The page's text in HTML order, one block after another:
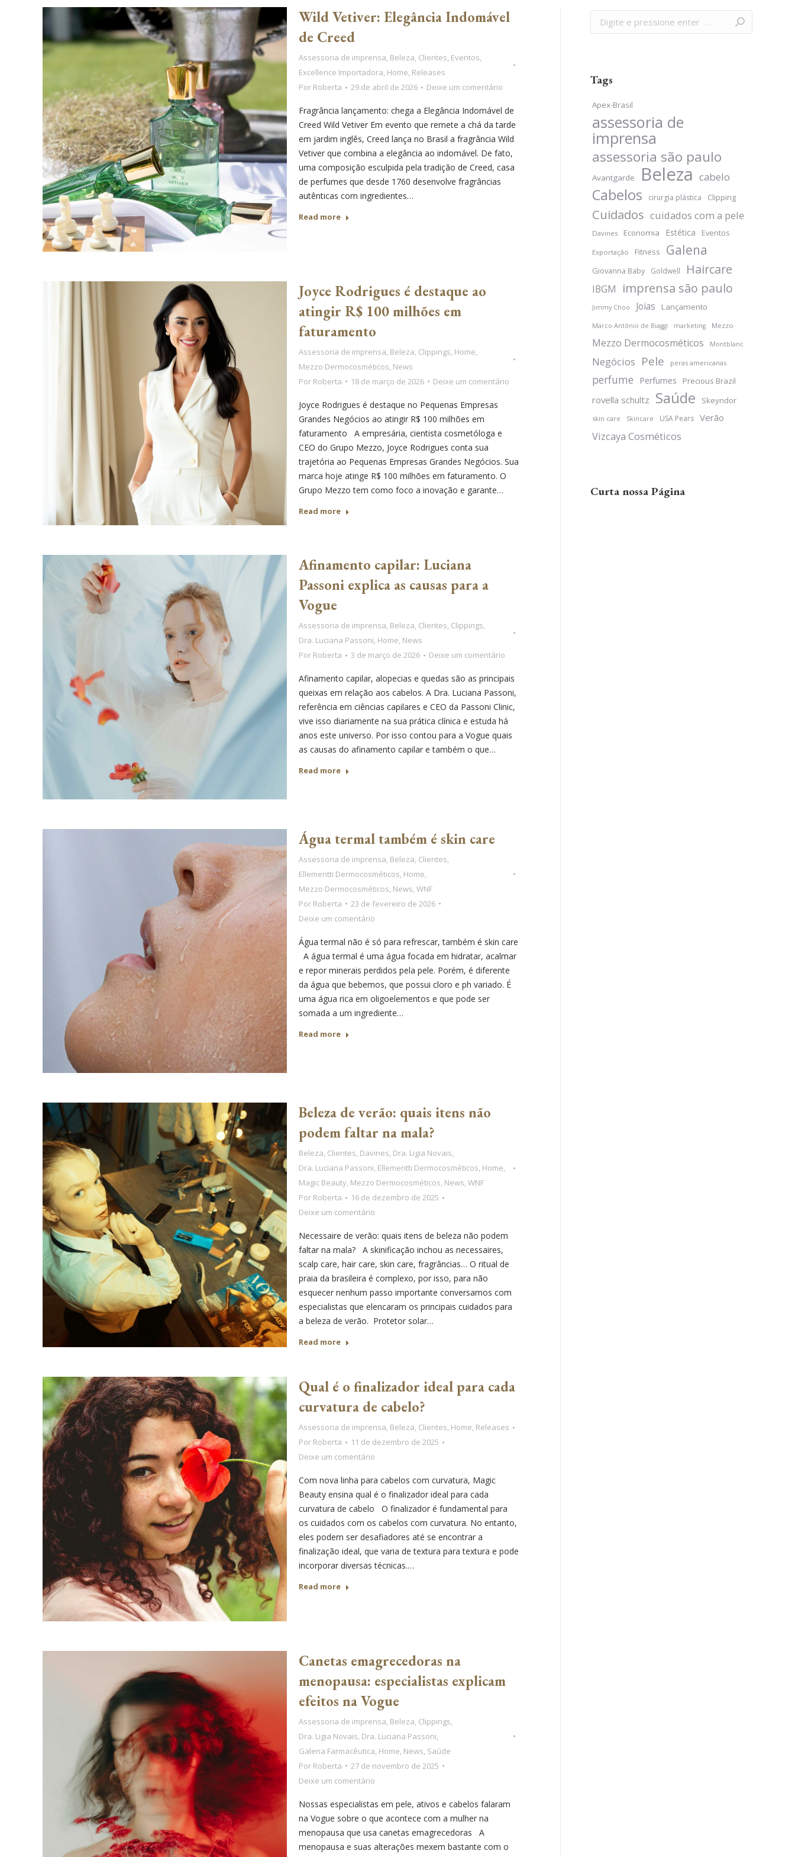
Wild Vetiver: Elegância Indomável
de Creed
Assessoria de imprensa, Beleza, Clientes, Eventos,
Excellence Importadora, Home, Releases
Por Roberta 29 de abril de 2026 Deixe um comentário
Fragrância lançamento: chega a Elegância Indomável de
Creed Wild Vetiver Em evento que remete a chá da tarde
em jardim inglês, Creed lança no Brasil a fragrância Wild
Vetiver que combina a elegância ao indomável. De fato,
uma composição esculpida pela tradição de Creed, casa
de perfumes que desde 1760 desenvolve fragrâncias
autênticas com ingredientes…
Read more
Joyce Rodrigues é destaque ao
atingir R$ 100 milhões em
faturamento
Assessoria de imprensa Beleza Clippings Home
Mezzo Dermocosméticos News
Por Roberta 18 de março de 2026 Deixe um comentário
Joyce Rodrigues é destaque no Pequenas Empresas
Grandes Negócios ao atingir R$ 100 milhões em
faturamento A empresária, cientista cosmetóloga e
CEO do Grupo Mezzo, Joyce Rodrigues conta sua
trajetória ao Pequenas Empresas Grandes Negócios. Sua
marca hoje atinge R$ 100 milhões em faturamento. O
Grupo Mezzo tem como foco a inovação e garante…
Read more
Afinamento capilar: Luciana
Passoni explica as causas para a
Vogue
Assessoria de imprensa, Beleza, Clientes, Clippings,
Dra. Luciana Passoni, Home, News
Por Roberta 3 de março de 2026 Deixe um comentário
Afinamento capilar, alopecias e quedas são as principais
queixas em relação aos cabelos. A Dra. Luciana Passoni,
referência em ciências capilares e CEO da Passoni Clinic,
vive isso diariamente na sua prática clínica e estuda há
anos este universo. Por isso contou para a Vogue quais
as causas do afinamento capilar e também o que…
Read more
Água termal também é skin care
Assessoria de imprensa Beleza Clientes
Ellementti Dermocosméticos Home
Mezzo Dermocosméticos News WNF
Por Roberta
23 de fevereiro de 2026
Deixe um comentário
Água termal não é só para refrescar, também é skin care
A água termal é uma água focada em hidratar, acalmar
e repor minerais perdidos pela pele. Porém, é diferente
da água que bebemos, que possui cloro e ph variado. É
uma água rica em oligoelementos e que pode ser
somada a um ingrediente…
Read more
Beleza de verão: quais itens não
podem faltar na mala?
Beleza, Clientes, Davines, Dra. Ligia Novais,
Dra. Luciana Passoni, Ellementti Dermocosméticos, Home,
Magic Beauty, Mezzo Dermocosméticos, News, WNF
Por Roberta
16 de dezembro de 2025
Deixe um comentário
Necessaire de verão: quais itens de beleza não podem
faltar na mala? A skinificação inchou as necessaires,
scalp care, hair care, skin care, fragrâncias… O ritual de
praia da brasileira é complexo, por isso, para não
esquecer nenhum passo importante conversamos com
especialistas que elencaram os principais cuidados para
a beleza de verão. Protetor solar…
Read more
Qual é o finalizador ideal para cada
curvatura de cabelo?
Assessoria de imprensa, Beleza, Clientes, Home, Releases
Por Roberta
11 de dezembro de 2025
Deixe um comentário
Com nova linha para cabelos com curvatura, Magic
Beauty ensina qual é o finalizador ideal para cada
curvatura de cabelo O finalizador é fundamental para
os cuidados com os cabelos com curvatura. No entanto,
eles podem ser desafiadores até se encontrar a
finalização ideal, que varia de textura para textura e pode
incorporar diversas técnicas.…
Read more
Canetas emagrecedoras na
menopausa: especialistas explicam
efeitos na Vogue
Assessoria de imprensa Beleza Clippings
Dra. Ligia Novais Dra. Luciana Passoni
Galena Farmacêutica Home News Saúde
Por Roberta
27 de novembro de 2025
Deixe um comentário
Nossas especialistas em pele, ativos e cabelos falaram
na Vogue sobre o que acontece com a mulher na
menopausa que usa canetas emagrecedoras A
menopausa e suas alterações mexem bastante com o
Search:
Tags
Apex-Brasil
assessoria de
imprensa
assessoria são paulo
Avantgarde Beleza cabelo
Cabelos cirurgia plástica Clipping
Cuidados cuidados com a pele
Davines Economia Estética Eventos
Exportação Fitness Galena
Giovanna Baby Goldwell Haircare
IBGM imprensa são paulo
Jimmy Choo Joias Lançamento
Marco Antônio de Biaggi marketing Mezzo
Mezzo Dermocosméticos Montblanc
Negócios Pele peras americanas
perfume Perfumes Precious Brazil
rovella schultz Saúde Skeyndor
skin care Skincare USA Pears Verão
Vizcaya Cosméticos
Curta nossa Página